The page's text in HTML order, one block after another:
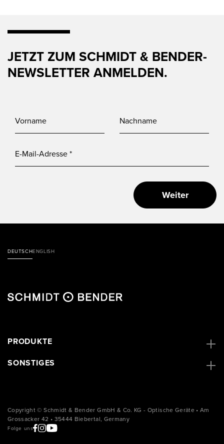
DEUTSCHENGLISH
PRODUKTE
SONSTIGES
JETZT ZUM SCHMIDT & BENDER-
NEWSLETTER ANMELDEN.
Weiter
Copyright © Schmidt & Bender GmbH & Co. KG - Optische Geräte • Am
Grossacker 42 • 35444 Biebertal, Germany
Folge uns